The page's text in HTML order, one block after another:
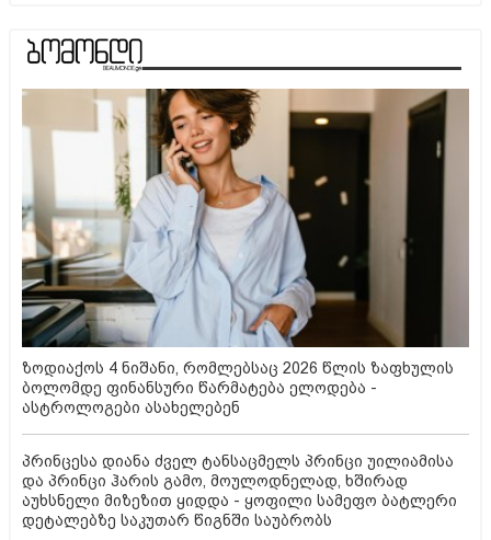
ზოდიაქოს 4 ნიშანი, რომლებსაც 2026 წლის ზაფხულის
ბოლომდე ფინანსური წარმატება ელოდება -
ასტროლოგები ასახელებენ
პრინცესა დიანა ძველ ტანსაცმელს პრინცი უილიამისა
და პრინცი ჰარის გამო, მოულოდნელად, ხშირად
აუხსნელი მიზეზით ყიდდა - ყოფილი სამეფო ბატლერი
დეტალებზე საკუთარ წიგნში საუბრობს